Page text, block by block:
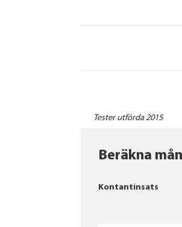
Tester utförda 2015
Beräkna
Kontantinsats